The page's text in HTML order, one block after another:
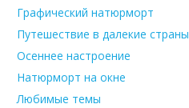
Графический натюрморт
Путешествие в далекие страны
Осеннее настроение
Натюрморт на окне
Любимые темы